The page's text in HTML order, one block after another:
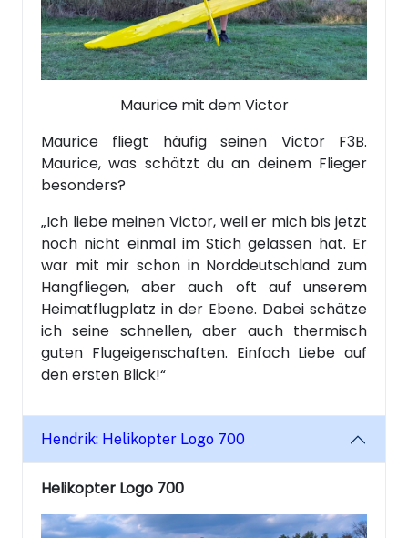
Maurice mit dem Victor
Maurice fliegt häufig seinen Victor F3B.
Maurice, was schätzt du an deinem Flieger
besonders?
„Ich liebe meinen Victor, weil er mich bis jetzt
noch nicht einmal im Stich gelassen hat. Er
war mit mir schon in Norddeutschland zum
Hangfliegen, aber auch oft auf unserem
Heimatflugplatz in der Ebene. Dabei schätze
ich seine schnellen, aber auch thermisch
guten Flugeigenschaften. Einfach Liebe auf
den ersten Blick!“
Hendrik: Helikopter Logo 700
Helikopter Logo 700